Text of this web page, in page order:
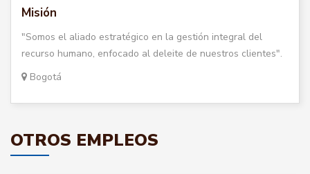
Misión
"Somos el aliado estratégico en la gestión integral del
recurso humano, enfocado al deleite de nuestros clientes".
Bogotá
OTROS EMPLEOS